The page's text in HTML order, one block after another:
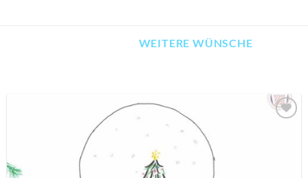
WEITERE WÜNSCHE